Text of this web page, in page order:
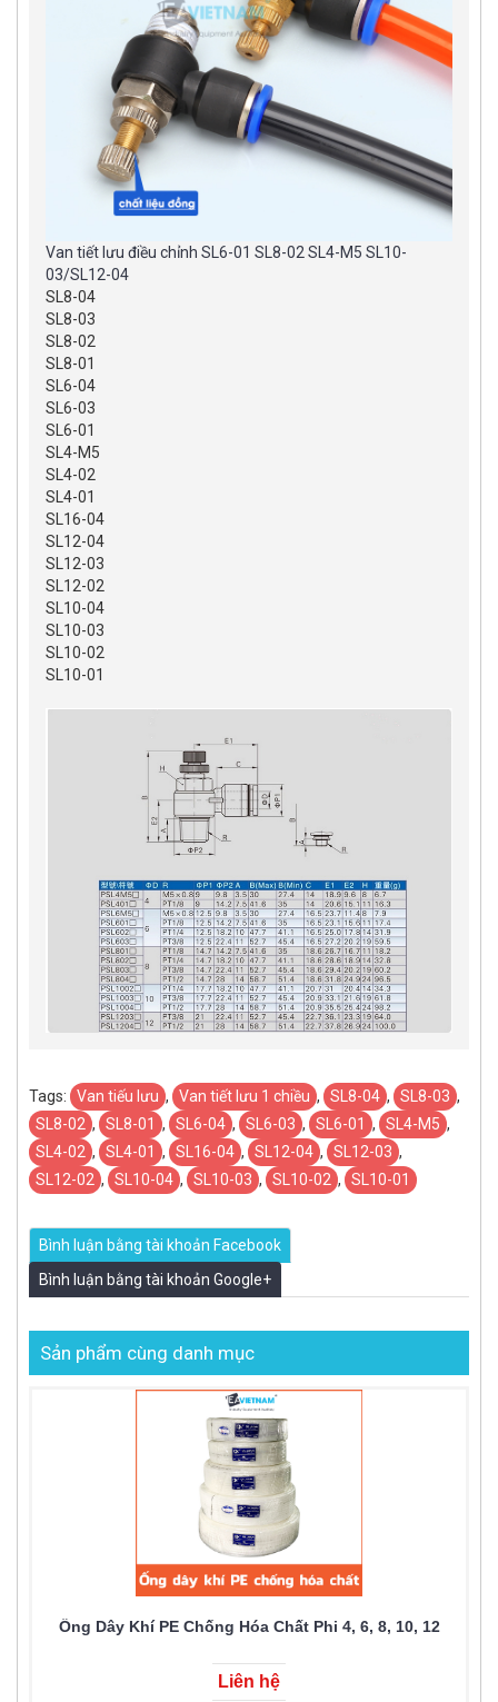
Van tiết lưu điều chỉnh SL6-01 SL8-02 SL4-M5 SL10-
03/SL12-04
SL8-04
SL8-03
SL8-02
SL8-01
SL6-04
SL6-03
SL6-01
SL4-M5
SL4-02
SL4-01
SL16-04
SL12-04
SL12-03
SL12-02
SL10-04
SL10-03
SL10-02
SL10-01
Tags: Van tiếu lưu , Van tiết lưu 1 chiều , SL8-04 , SL8-03 ,
SL8-02 , SL8-01 , SL6-04 , SL6-03 , SL6-01 , SL4-M5 ,
SL4-02 , SL4-01 , SL16-04 , SL12-04 , SL12-03 ,
SL12-02 , SL10-04 , SL10-03 , SL10-02 , SL10-01
Bình luận bằng tài khoản Facebook
Bình luận bằng tài khoản Google+
Sản phẩm cùng danh mục
Ống Dây Khí PE Chống Hóa Chất Phi 4, 6, 8, 10, 12
Liên hệ